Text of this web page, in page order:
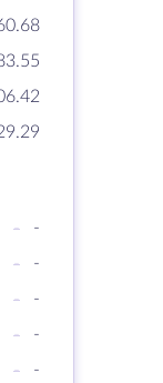
-
-
-
-
-
-
-
-
-
-